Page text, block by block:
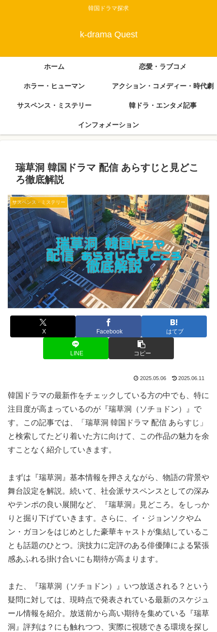
韓国ドラマ探求
k-drama Quest
ホーム 恋愛・ラブコメ
ホラー・ヒューマン アクション・コメディー・時代劇
サスペンス・ミステリー 韓ドラ・エンタメ記事
インフォメーション
瑞草洞 韓国ドラマ 配信 あらすじと見どこ
ろ徹底解説
サスペンス・ミステリー
X Facebook はてブ
LINE コピー
2025.05.06 2025.06.11
韓国ドラマの最新作をチェックしている方の中でも、特に
注目度が高まっているのが『瑞草洞（ソチョドン）』で
す。この記事では、「瑞草洞 韓国ドラマ 配信 あらすじ」
と検索してたどり着いた方に向けて、この作品の魅力を余
すことなく紹介していきます。
まずは『瑞草洞』基本情報を押さえながら、物語の背景や
舞台設定を解説。続いて、社会派サスペンスとしての深み
やテンポの良い展開など、『瑞草洞』見どころ。をしっか
りと掘り下げていきます。さらに、イ・ジョンソクやム
ン・ガヨンをはじめとした豪華キャストが集結しているこ
とも話題のひとつ。演技力に定評のある俳優陣による緊張
感あふれる掛け合いにも期待が高まります。
また、『瑞草洞（ソチョドン）』いつ放送される？という
疑問に対しては、現時点で発表されている最新のスケジュ
ール情報を紹介。放送前から高い期待を集めている『瑞草
洞』評判は？にも触れつつ、実際に視聴できる環境を探し